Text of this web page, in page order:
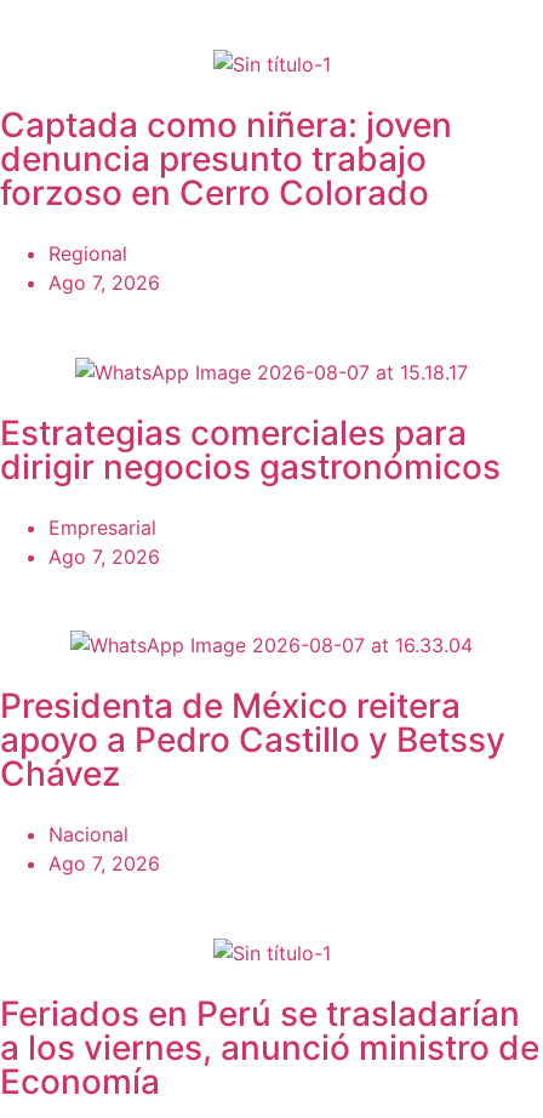
Captada como niñera: joven
denuncia presunto trabajo
forzoso en Cerro Colorado
Regional
Ago 7, 2026
Estrategias comerciales para
dirigir negocios gastronómicos
Empresarial
Ago 7, 2026
Presidenta de México reitera
apoyo a Pedro Castillo y Betssy
Chávez
Nacional
Ago 7, 2026
Feriados en Perú se trasladarían
a los viernes, anunció ministro de
Economía